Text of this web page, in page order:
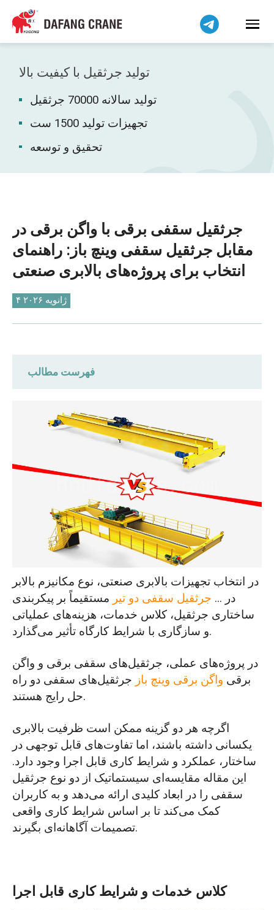
تولید جرثقیل با کیفیت بالا
تولید سالانه 70000 جرثقیل
تجهیزات تولید 1500 ست
تحقیق و توسعه
جرثقیل سقفی برقی با واگن برقی در
مقابل جرثقیل سقفی وینچ باز: راهنمای
انتخاب برای پروژه‌های بالابری صنعتی
۴ ژانویه ۲۰۲۶
فهرست مطالب
مقایسه مکانیزم بالابر: چرخ دستی بالابر برقی
در مقابل چرخ دستی وینچ باز
مقایسه قیمت: تفاوت هزینه‌ها تحت مشخصات
مقایسه کلی قیمت و عملکرد
نتیجه گیری انتخاب
در انتخاب تجهیزات بالابری صنعتی، نوع مکانیزم بالابر
در ... جرثقیل سقفی دو تیر مستقیماً بر پیکربندی
ساختاری جرثقیل، کلاس خدمات، هزینه‌های عملیاتی
و سازگاری با شرایط کارگاه تأثیر می‌گذارد.
در پروژه‌های عملی، جرثقیل‌های سقفی برقی و واگن
برقی واگن برقی وینچ باز جرثقیل‌های سقفی دو راه
حل رایج هستند.
اگرچه هر دو گزینه ممکن است ظرفیت بالابری
یکسانی داشته باشند، اما تفاوت‌های قابل توجهی در
ساختار، عملکرد و شرایط کاری قابل اجرا وجود دارد.
این مقاله مقایسه‌ای سیستماتیک از دو نوع جرثقیل
سقفی را در ابعاد کلیدی ارائه می‌دهد و به کاربران
کمک می‌کند تا بر اساس شرایط کاری واقعی
تصمیمات آگاهانه‌ای بگیرند.
کلاس خدمات و شرایط کاری قابل اجرا
हिन्दी
Bahasa Indonesia
Bahasa Melayu
Tiếng Việt
简体中文
বাংলা
Pilipino
اردو
Kiswahili
Dansk
Norsk
O‘zbekcha